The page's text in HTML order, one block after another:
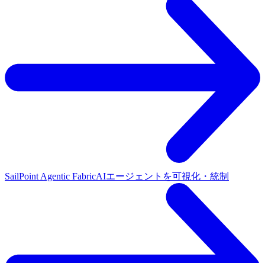
SailPoint Agentic FabricAIエージェントを可視化・統制